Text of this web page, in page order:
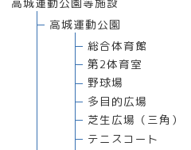
高城運動公園
総合体育館
第2体育室
野球場
多目的広場
芝生広場（三角）
テニスコート